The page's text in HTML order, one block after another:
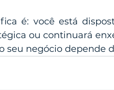
é: você está
ou continuará
seu negócio depende